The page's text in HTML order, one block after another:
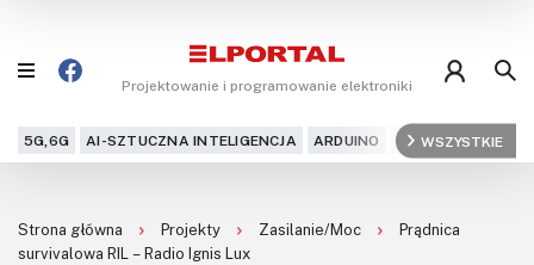
Projektowanie i programowanie elektroniki
5G,6G AI-SZTUCZNA INTELIGENCJA ARDUINO ARM AUDIO
WSZYSTKIE
Projekty
Strona główna Projekty Zasilanie/Moc
Prądnica
survivalowa RIL – Radio Ignis Lux